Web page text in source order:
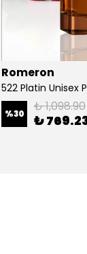
Romeron
522 Platin Unisex
%30 ₺ 1,098.90
₺